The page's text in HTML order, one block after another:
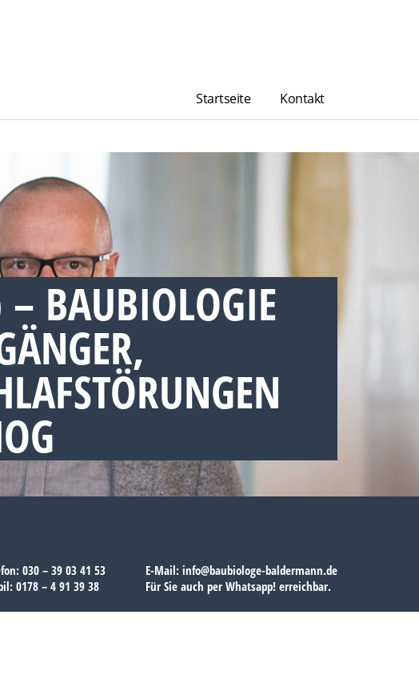
Startseite Kontakt
BAUBIOLOGIE
030 – 39 03 41 53
0178 – 4 91 39 38
E-Mail: info@baubiologe-baldermann.de
Für Sie auch per Whatsapp! erreichbar.